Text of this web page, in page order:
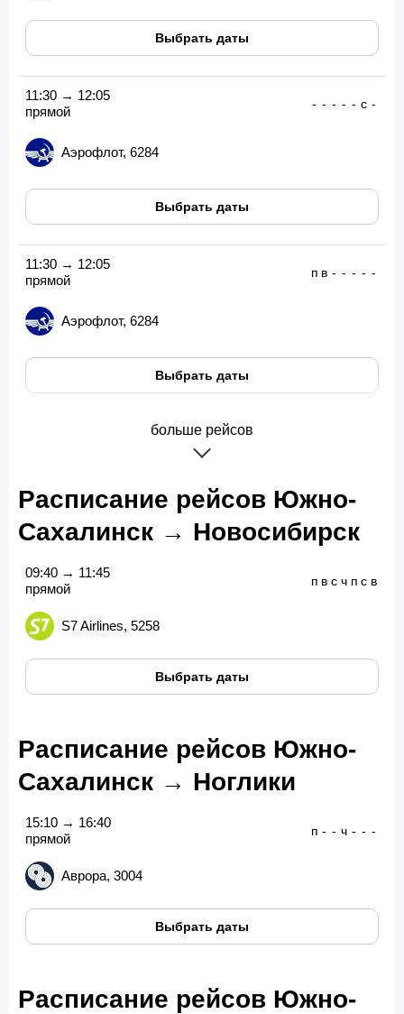
Выбрать даты
11:30 → 12:05
прямой
Аэрофлот, 6284
- - - - - с -
Выбрать даты
11:30 → 12:05
прямой
Аэрофлот, 6284
п в - - - - -
Выбрать даты
больше рейсов
Расписание рейсов Южно-
Сахалинск → Новосибирск
09:40 → 11:45
прямой
S7 Airlines, 5258
п в с ч п с в
Выбрать даты
Расписание рейсов Южно-
Сахалинск → Ноглики
15:10 → 16:40
прямой
Аврора, 3004
п - - ч - - -
Выбрать даты
Расписание рейсов Южно-